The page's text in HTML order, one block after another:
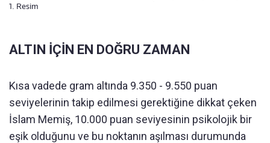
1. Resim
ALTIN İÇİN EN DOĞRU ZAMAN
Kısa vadede gram altında 9.350 - 9.550 puan
seviyelerinin takip edilmesi gerektiğine dikkat çeken
İslam Memiş, 10.000 puan seviyesinin psikolojik bir
eşik olduğunu ve bu noktanın aşılması durumunda